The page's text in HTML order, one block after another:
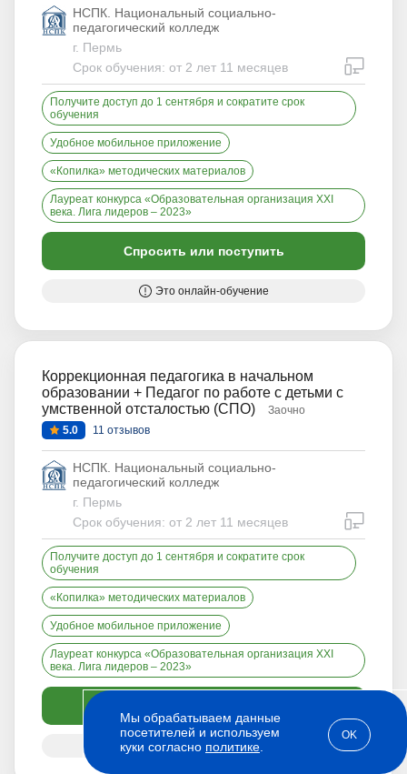
НСПК. Национальный социально-
педагогический колледж
г. Пермь
Срок обучения: от 2 лет 11 месяцев
Получите доступ до 1 сентября и сократите срок
обучения
Удобное мобильное приложение
«Копилка» методических материалов
Лауреат конкурса «Образовательная организация XXI
века. Лига лидеров – 2023»
Спросить или поступить
Это онлайн-обучение
Коррекционная педагогика в начальном
образовании + Педагог по работе с детьми с
умственной отсталостью (СПО)
Заочно
5.0
11 отзывов
НСПК. Национальный социально-
педагогический колледж
г. Пермь
Срок обучения: от 2 лет 11 месяцев
Получите доступ до 1 сентября и сократите срок
обучения
«Копилка» методических материалов
Удобное мобильное приложение
Лауреат конкурса «Образовательная организация XXI
века. Лига лидеров – 2023»
Это онлайн-обучение
Мы обрабатываем данные
посетителей и используем
куки согласно политике
OK